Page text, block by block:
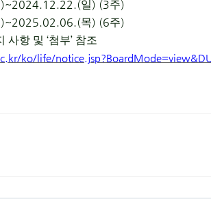
)~2024.12.22.(일) (3주)
)~2025.02.06.(목) (6주)
사항 및 ‘첨부’ 참조
ko/life/